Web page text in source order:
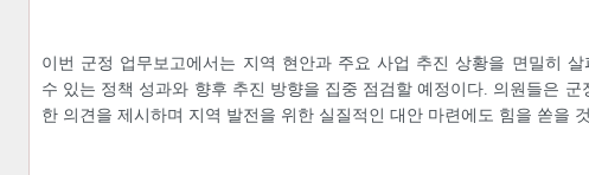
이번 군정 업무보고에서는 지역 현안과 주요 사업 추진 상황을 면밀히
수 있는 정책 성과와 향후 추진 방향을 집중 점검할 예정이다. 의원들은 군
한 의견을 제시하며 지역 발전을 위한 실질적인 대안 마련에도 힘을 쏟을